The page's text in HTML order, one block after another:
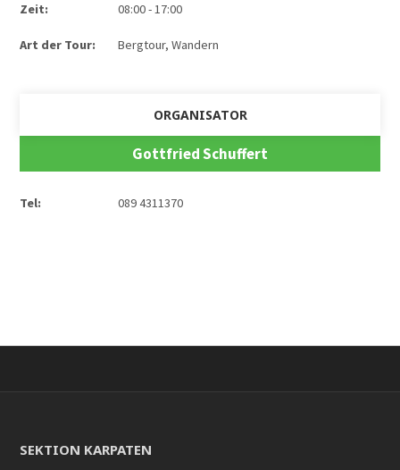
Zeit: 08:00 - 17:00
Art der Tour: Bergtour, Wandern
ORGANISATOR
Gottfried Schuffert
Tel: 089 4311370
SEKTION KARPATEN